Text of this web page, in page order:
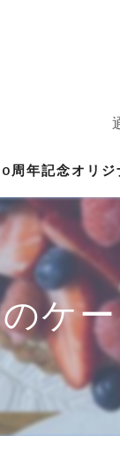
ケーキ
ドについて
SHOPカタログ
タログ
クッキー カタログ
周年記念オリ
ケ